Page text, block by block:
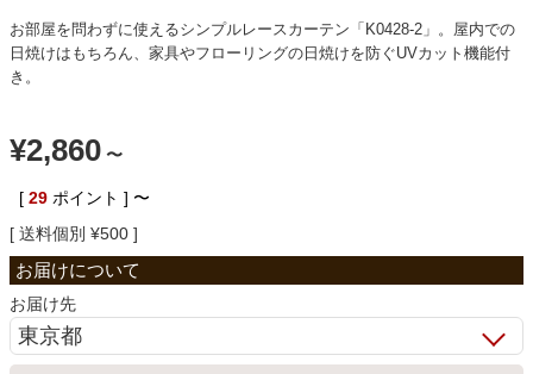
椅子・チェア
ベッド
お部屋を問わずに使えるシンプルレースカーテン「K0428-2」。屋内での
日焼けはもちろん、家具やフローリングの日焼けを防ぐUVカット機能付
き。
¥2,860 〜
[ 29 ポイント ] 〜
送料個別 ¥500
お届け先